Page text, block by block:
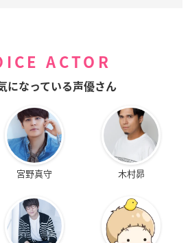
ACTOR
になっている声優さん
宮野真守 木村昴